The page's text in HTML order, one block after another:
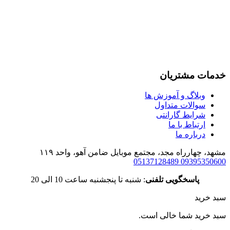
خدمات مشتریان
وبلاگ و آموزش ها
سوالات متداول
شرایط گارانتی
ارتباط با ما
درباره ما
مشهد، چهارراه مجد، مجتمع موبایل ضامن آهو، واحد ۱۱۹
09395350600
05137128489
پاسخگویی تلفنی: شنبه تا پنجشنبه ساعت 10 الی 20
سبد خرید
سبد خرید شما خالی است.